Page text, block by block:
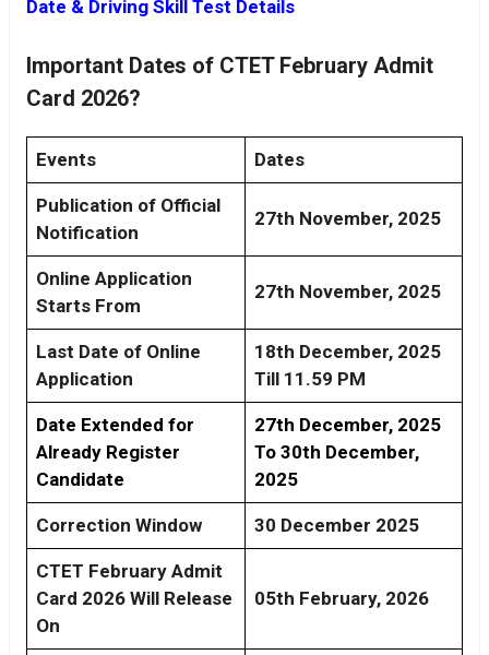
Date & Driving Skill Test Details
Important Dates of CTET February Admit
Card 2026?
Events Dates
Publication of Official
Notification
27th November, 2025
Online Application
Starts From
27th November, 2025
Last Date of Online
Application
18th December, 2025
Till 11.59 PM
Date Extended for
Already Register
Candidate
27th December, 2025
To 30th December,
2025
Correction Window 30 December 2025
CTET February Admit
Card 2026 Will Release
On
05th February, 2026